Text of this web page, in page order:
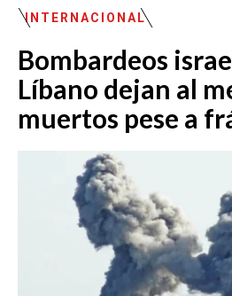
MAÑANA EXPRESS
EMISIÓN 12:30 PM
EMISIÓN
EMISIÓN 11:30 PM
INTERNACIONAL
Bombardeos
Líbano dejan al
muertos pese a